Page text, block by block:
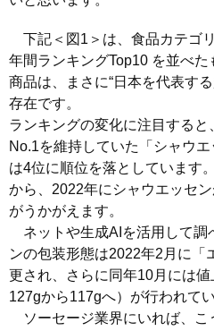
下記＜図1＞は、食品カテゴ
年間ランキングTop10 を並べ
商品は、まさに“日本を代表す
存在です。
ランキングの変化に注目する
No.1を維持していた「シャウ
は4位に順位を落としています
から、2022年にシャウエッセ
がうかがえます。
ネットや生成AIを活用して調
ンの包装形態は2022年2月に「
更され、さらに同年10月には
127gから117gへ）が行われて
ソーセージ業界にいれば、こ